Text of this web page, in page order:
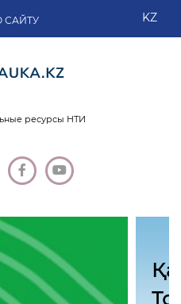
KZ
ресурсы НТИ